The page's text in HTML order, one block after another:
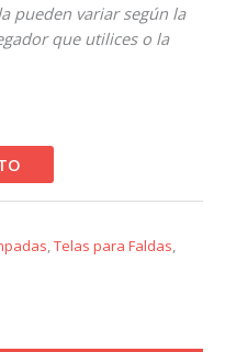
pueden variar según la
que utilices o la
,Telas para Faldas,